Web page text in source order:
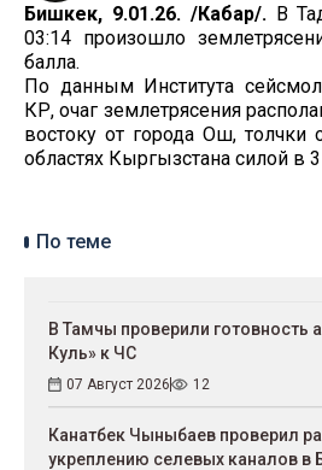
Бишкек, 9.01.26. /Кабар/. В
03:14 произошло
балла.
По данным Института
КР, очаг землетрясения
востоку от города Ош,
областях Кыргызстана силой в
По теме
В Тамчы проверили готовность
Куль» к ЧС
07 Август 2026 12
Канатбек Чыныбаев проверил
укреплению селевых каналов в